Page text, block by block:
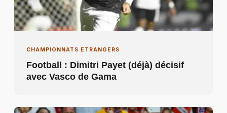
CHAMPIONNATS ETRANGERS
Football : Dimitri Payet (déjà) décisif
avec Vasco de Gama